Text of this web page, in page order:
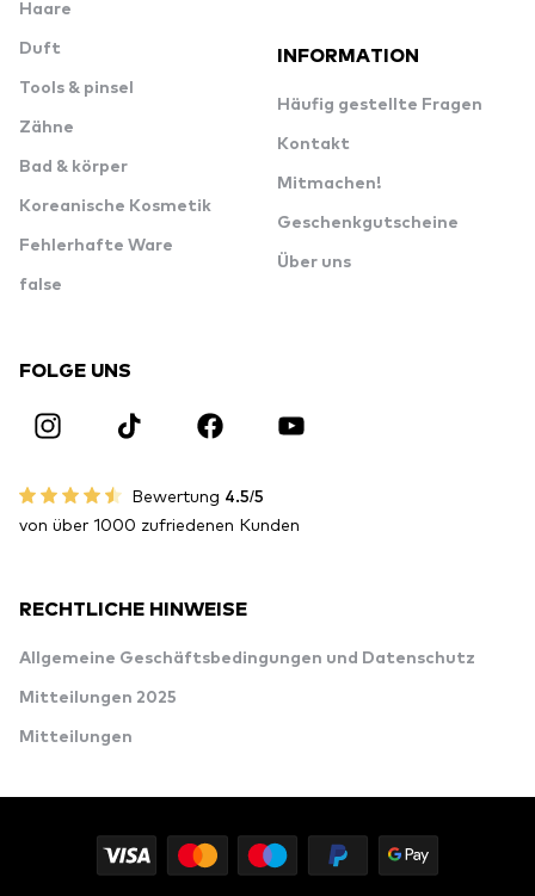
Haare
Duft
Tools & pinsel
Zähne
Bad & körper
Koreanische Kosmetik
Fehlerhafte Ware
false
INFORMATION
Häufig gestellte Fragen
Kontakt
Mitmachen!
Geschenkgutscheine
Über uns
FOLGE UNS
Bewertung 4.5/5
von über 1000 zufriedenen Kunden
RECHTLICHE HINWEISE
Allgemeine Geschäftsbedingungen und Datenschutz
Mitteilungen 2025
Mitteilungen